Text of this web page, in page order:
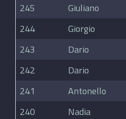
245
Giuliano
244
Giorgio
243
Dario
242
Dario
241
Antonello
240
Nadia